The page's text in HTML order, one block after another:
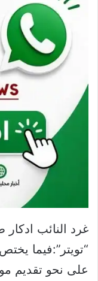
غرد النائب
على نحو تقديم